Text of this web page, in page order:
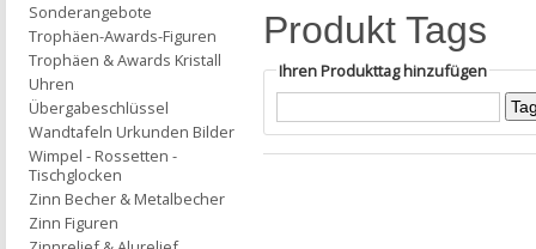
Produkt Tags
Ihren Produkttag hinzufügen
Sonderangebote
Trophäen-Awards-Figuren
Trophäen & Awards Kristall
Uhren
Übergabeschlüssel
Wandtafeln Urkunden Bilder
Wimpel - Rossetten -
Tischglocken
Zinn Becher & Metalbecher
Zinn Figuren